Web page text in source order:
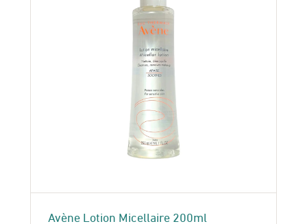
Avène Lotion Micellaire 200ml